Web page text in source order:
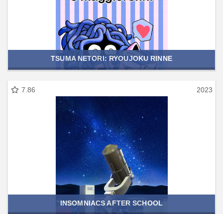
TSUMA NETORI: RYOUJOKU RINNE
7.86 2023
INSOMNIACS AFTER SCHOOL